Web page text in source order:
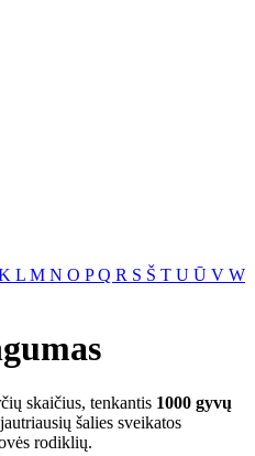
L M N O PQ R S Š T U Ū V W
skaičius, tenkantis 1000 gyvų
šalies sveikatos
rodiklių.